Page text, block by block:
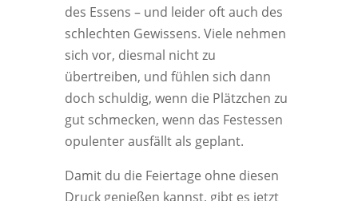
des Essens – und leider oft auch des
schlechten Gewissens. Viele nehmen
sich vor, diesmal nicht zu
übertreiben, und fühlen sich dann
doch schuldig, wenn die Plätzchen zu
gut schmecken, wenn das Festessen
opulenter ausfällt als geplant.
Damit du die Feiertage ohne diesen
Druck genießen kannst, gibt es jetzt